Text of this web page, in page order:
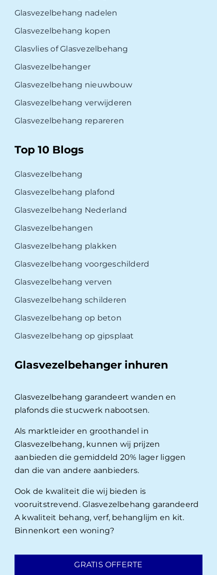
Glasvezelbehang nadelen
Glasvezelbehang kopen
Glasvlies of Glasvezelbehang
Glasvezelbehanger
Glasvezelbehang nieuwbouw
Glasvezelbehang verwijderen
Glasvezelbehang repareren
Top 10 Blogs
Glasvezelbehang
Glasvezelbehang plafond
Glasvezelbehang Nederland
Glasvezelbehangen
Glasvezelbehang plakken
Glasvezelbehang voorgeschilderd
Glasvezelbehang verven
Glasvezelbehang schilderen
Glasvezelbehang op beton
Glasvezelbehang op gipsplaat
Glasvezelbehanger inhuren
Glasvezelbehang garandeert wanden en
plafonds die stucwerk nabootsen.
Als marktleider en groothandel in
Glasvezelbehang, kunnen wij prijzen
aanbieden die gemiddeld 20% lager liggen
dan die van andere aanbieders.
Ook de kwaliteit die wij bieden is
vooruitstrevend. Glasvezelbehang garandeerd
A kwaliteit behang, verf, behanglijm en kit.
Binnenkort een woning?
GRATIS OFFERTE